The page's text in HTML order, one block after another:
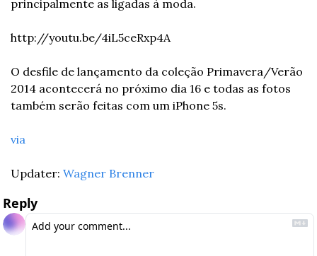
principalmente as ligadas à moda.
http://youtu.be/4iL5ceRxp4A
O desfile de lançamento da coleção Primavera/Verão
2014 acontecerá no próximo dia 16 e todas as fotos
também serão feitas com um iPhone 5s.
via
Updater: Wagner Brenner
Reply